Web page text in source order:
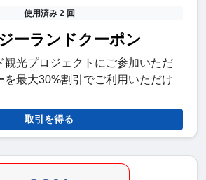
使用済み 2 回
ーランドクーポン
観光プロジェクトにご参加いただ
を最大30%割引でご利用いただけ
取引を得る